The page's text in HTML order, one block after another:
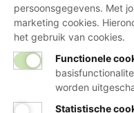
persoonsgegevens. Met
marketing cookies.
het gebruik van cookies.
Functionele
worden
Statistische